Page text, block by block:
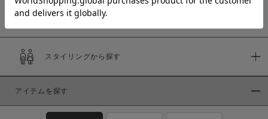
商品タイプ
通常商品
予約商品
スタイリングから探す
アイテムを探す